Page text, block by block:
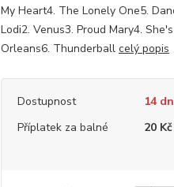
My Heart4. The Lonely One5.
Lodi2. Venus3. Proud Mary4.
Orleans6. Thunderball celý popis
Dostupnost
14
Příplatek za balné
20 Kč